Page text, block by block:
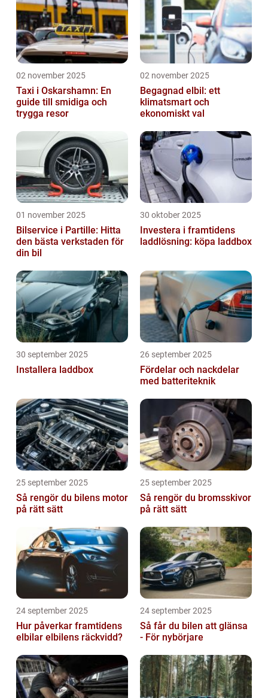
02 november 2025
Taxi i Oskarshamn: En
guide till smidiga och
trygga resor
02 november 2025
Begagnad elbil: ett
klimatsmart och
ekonomiskt val
01 november 2025
Bilservice i Partille: Hitta
den bästa verkstaden för
din bil
30 oktober 2025
Investera i framtidens
laddlösning: köpa laddbox
30 september 2025
Installera laddbox
26 september 2025
Fördelar och nackdelar
med batteriteknik
25 september 2025
Så rengör du bilens motor
på rätt sätt
25 september 2025
Så rengör du bromsskivor
på rätt sätt
24 september 2025
Hur påverkar framtidens
elbilar elbilens räckvidd?
24 september 2025
Så får du bilen att glänsa
- För nybörjare